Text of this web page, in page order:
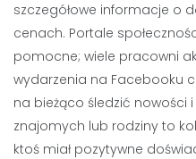
szczegółowe informacje o
cenach. Portale
pomocne; wiele pracowni
wydarzenia na Facebooku
na bieżąco śledzić nowości
znajomych lub rodziny to
ktoś miał pozytywne